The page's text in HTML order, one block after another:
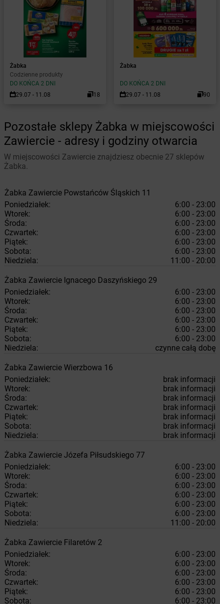
Żabka
Codzienne produkty
DO KOŃCA 2 DNI
29.07 - 11.08
18
Żabka
DO KOŃCA 2 DNI
29.07 - 11.08
90
Pozostałe sklepy Żabka w miejscowości
Zawiercie - adresy i godziny otwarcia
W miejscowości Zawiercie znajdziesz obecnie 27 sklepów
Żabka.
Żabka Zawiercie Powstańców Śląskich 11
Poniedziałek:
6:00 - 23:00
Wtorek:
6:00 - 23:00
Środa:
6:00 - 23:00
Czwartek:
6:00 - 23:00
Piątek:
6:00 - 23:00
Sobota:
6:00 - 23:00
Niedziela:
11:00 - 20:00
Żabka Zawiercie Ignacego Daszyńskiego 29
Poniedziałek:
6:00 - 23:00
Wtorek:
6:00 - 23:00
Środa:
6:00 - 23:00
Czwartek:
6:00 - 23:00
Piątek:
6:00 - 23:00
Sobota:
6:00 - 23:00
Niedziela:
czynne całą dobę
Żabka Zawiercie Wierzbowa 16
Poniedziałek:
brak informacji
Wtorek:
brak informacji
Środa:
brak informacji
Czwartek:
brak informacji
Piątek:
brak informacji
Sobota:
brak informacji
Niedziela:
brak informacji
Żabka Zawiercie Józefa Piłsudskiego 77
Poniedziałek:
6:00 - 23:00
Wtorek:
6:00 - 23:00
Środa:
6:00 - 23:00
Czwartek:
6:00 - 23:00
Piątek:
6:00 - 23:00
Sobota:
6:00 - 23:00
Niedziela:
11:00 - 20:00
Żabka Zawiercie Filaretów 2
Poniedziałek:
6:00 - 23:00
Wtorek:
6:00 - 23:00
Środa:
6:00 - 23:00
Czwartek:
6:00 - 23:00
Piątek:
6:00 - 23:00
Sobota:
6:00 - 23:00